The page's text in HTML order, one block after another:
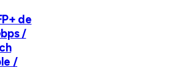
de
/
/